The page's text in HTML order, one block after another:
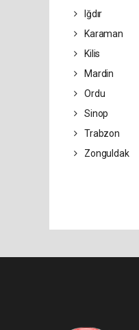
Iğdır
Karaman
Kilis
Mardin
Ordu
Sinop
Trabzon
Zonguldak